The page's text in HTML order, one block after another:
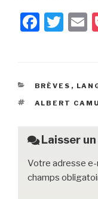
F
e
b
o
k
T
er
CATÉGORIES
BRÈVES ,
ÉTIQUETTES
ALBERT
Laisser
Votre adresse e-
champs